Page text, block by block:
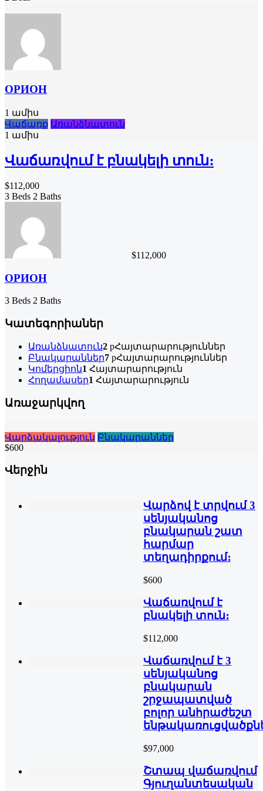
ОРИОН
1 ամիս
Վաճառք Առանձնատուն
1 ամիս
Վաճառվում է բնակելի տուն։
$112,000
3 Beds 2 Baths
ОРИОН
$112,000
3 Beds 2 Baths
Կատեգորիաներ
Առանձնատուն2 pՀայտարարություններ
Բնակարաններ7 pՀայտարարություններ
Կոմերցիոն1 Հայտարարություն
Հողամասեր1 Հայտարարություն
Առաջարկվող
Վարձակալություն Բնակարաններ
$600
Վերջին
Վարձով է տրվում 3
սենյականոց
բնակարան շատ
հարմար
տեղադիրքում։
$600
Վաճառվում է
բնակելի տուն։
$112,000
Վաճառվում է 3
սենյականոց
բնակարան
շրջապատված
բոլոր անհրաժեշտ
$97,000
Շտապ վաճառվում
Գյուղանտեսական